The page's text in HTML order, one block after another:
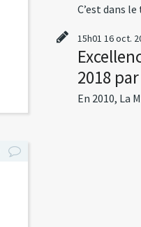
C’est dans
15h01 16oct.
2018
En 2010, La